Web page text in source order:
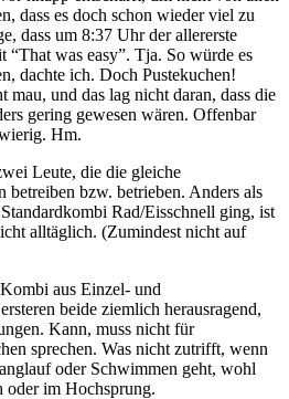
dass es doch schon wieder viel zu
dass um 8:37 Uhr der allererste
“That was easy”. Tja. So würde es
dachte ich. Doch Pustekuchen!
mau, und das lag nicht daran, dass die
gering gewesen wären. Offenbar
Hm.
Leute, die die gleiche
betreiben bzw. betrieben. Anders als
Rad/Eisschnell ging, ist
alltäglich. (Zumindest nicht auf
aus Einzel- und
beide ziemlich herausragend,
Kann, muss nicht für
sprechen. Was nicht zutrifft, wenn
oder Schwimmen geht, wohl
oder im Hochsprung.